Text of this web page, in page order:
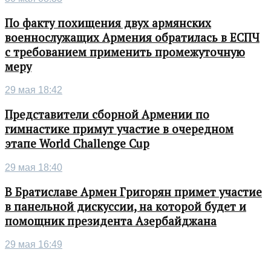
По факту похищения двух армянских
военнослужащих Армения обратилась в ЕСПЧ
с требованием применить промежуточную
меру
29 мая 18:42
Представители сборной Армении по
гимнастике примут участие в очередном
этапе World Challenge Cup
29 мая 18:40
В Братиславе Армен Григорян примет участие
в панельной дискуссии, на которой будет и
помощник президента Азербайджана
29 мая 16:49